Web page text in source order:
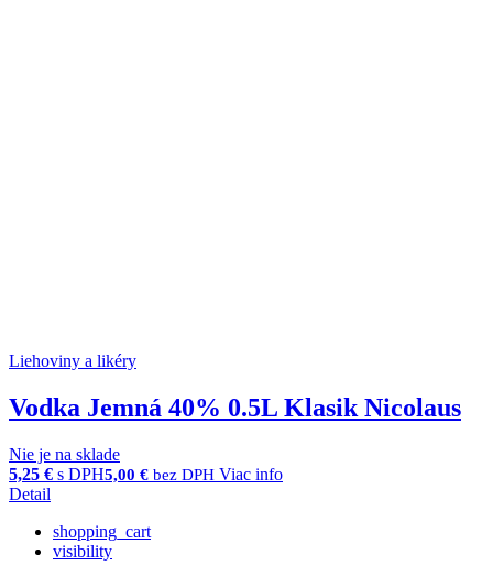
Liehoviny a likéry
Vodka Jemná 40% 0.5L Klasik Nicolaus
Nie je na sklade
5,25 € s DPH5,00 € bez DPH Viac info
Detail
shopping_cart
visibility